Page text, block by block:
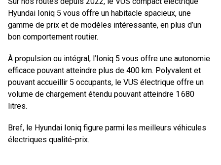
Hyundai Ioniq 5 vous offre un habitacle spacieux, une
gamme de prix et de modèles intéressante, en plus d’un
bon comportement routier.
À propulsion ou intégral, l’Ioniq 5 vous offre une autonomie
efficace pouvant atteindre plus de 400 km. Polyvalent et
pouvant accueillir 5 occupants, le VUS électrique offre un
volume de chargement étendu pouvant atteindre 1 680
litres.
Bref, le Hyundai Ioniq figure parmi les meilleurs véhicules
électriques qualité-prix.